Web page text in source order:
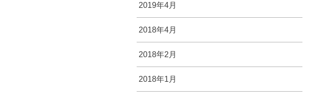
2019年4月
2018年4月
2018年2月
2018年1月